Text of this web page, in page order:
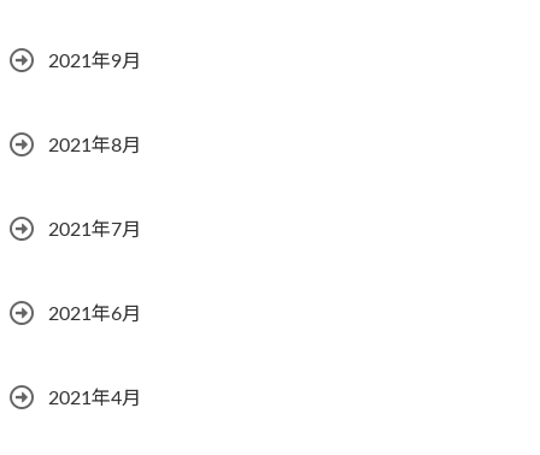
2021年9月
2021年8月
2021年7月
2021年6月
2021年4月